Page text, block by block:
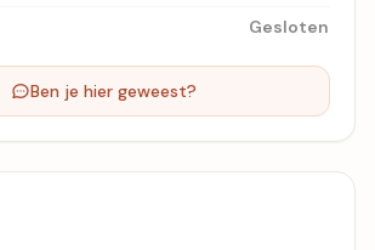
Gesloten
Ben je hier geweest?